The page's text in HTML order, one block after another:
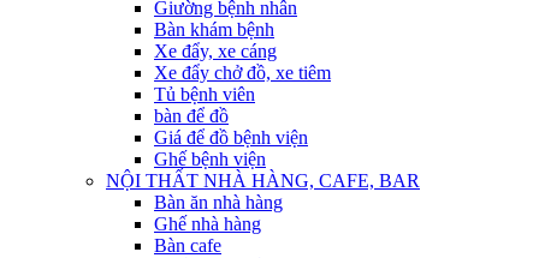
Giường bệnh nhân
Bàn khám bệnh
Xe đẩy, xe cáng
Xe đẩy chở đồ, xe tiêm
Tủ bệnh viên
bàn để đồ
Giá để đồ bệnh viện
Ghế bệnh viện
NỘI THẤT NHÀ HÀNG, CAFE, BAR
Bàn ăn nhà hàng
Ghế nhà hàng
Bàn cafe